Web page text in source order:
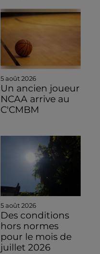
5 août 2026
Un ancien joueur
NCAA arrive au
C'CMBM
5 août 2026
Des conditions
hors normes
pour le mois de
juillet 2026